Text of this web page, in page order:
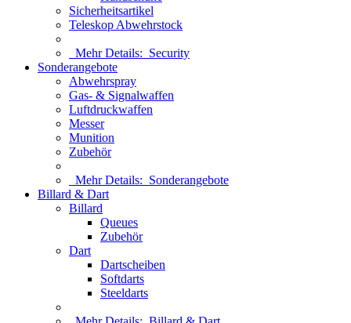
Sicherheitsartikel
Teleskop Abwehrstock
Mehr Details: Security
Sonderangebote
Abwehrspray
Gas- & Signalwaffen
Luftdruckwaffen
Messer
Munition
Zubehör
Mehr Details: Sonderangebote
Billard & Dart
Billard
Queues
Zubehör
Dart
Dartscheiben
Softdarts
Steeldarts